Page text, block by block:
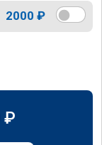
2000 ₽
₽